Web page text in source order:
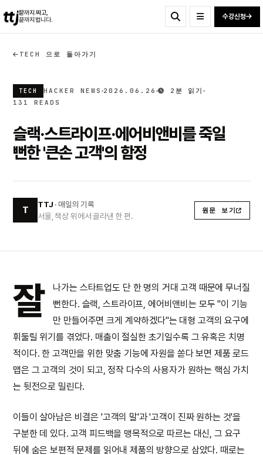
ttj끝까지 짜고,
끝까지 법니다.
수강신청
TECH 으로 돌아가기
TECH HACKER NEWS 2026.06.26
2분 읽기
131 READS
슬랙·스트라이프·에어비앤비를 죽일
뻔한 '큰손 고객'의 함정
T
TTJ · 매일의 기록
서울, 책상 위에서 골라낸 한 편.
원문 보기
잘
나가는 스타트업도 단 한 명의 거대 고객 때문에 무너질
뻔한다. 슬랙, 스트라이프, 에어비앤비는 모두 "이 기능
만 만들어주면 크게 계약하겠다"는 대형 고객의 요구에
휘둘릴 위기를 겪었다. 매출이 절실한 초기일수록 그 유혹은 치명
적이다. 한 고객만을 위한 맞춤 기능에 자원을 쏟다 보면 제품 로드
맵은 그 고객의 것이 되고, 정작 다수의 사용자가 원하는 핵심 가치
는 뒷전으로 밀린다.
이들이 살아남은 비결은 '고객의 말'과 '고객이 진짜 원하는 것'을
구분한 데 있다. 고객 피드백을 맹목적으로 따르는 대신, 그 요구
뒤에 숨은 보편적 문제를 읽어내 제품의 방향으로 삼았다. 때로는